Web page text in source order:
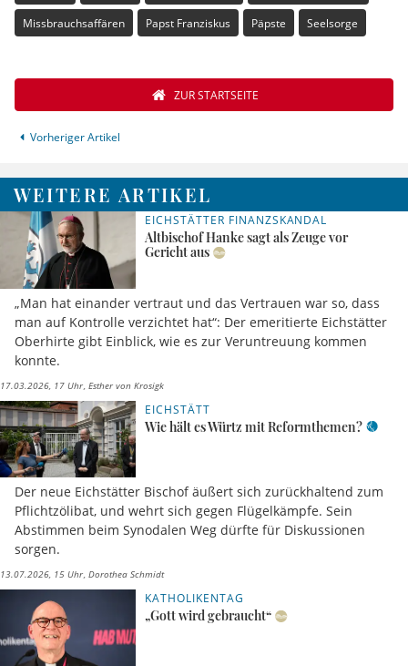
Missbrauchsaffären Papst Franziskus Päpste Seelsorge
Vorheriger Artikel
ZUR STARTSEITE
WEITERE ARTIKEL
EICHSTÄTTER FINANZSKANDAL
Altbischof Hanke sagt als Zeuge vor
Gericht aus
„Man hat einander vertraut und das Vertrauen war so, dass
man auf Kontrolle verzichtet hat“: Der emeritierte Eichstätter
Oberhirte gibt Einblick, wie es zur Veruntreuung kommen
konnte.
17.03.2026, 17 Uhr Esther von Krosigk
EICHSTÄTT
Wie hält es Würtz mit Reformthemen?
Der neue Eichstätter Bischof äußert sich zurückhaltend zum
Pflichtzölibat, und wehrt sich gegen Flügelkämpfe. Sein
Abstimmen beim Synodalen Weg dürfte für Diskussionen
sorgen.
13.07.2026, 15 Uhr Dorothea Schmidt
KATHOLIKENTAG
„Gott wird gebraucht“